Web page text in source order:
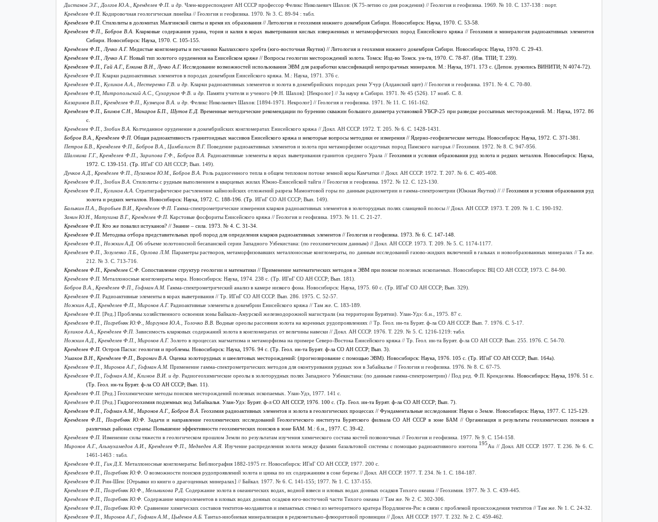
Дистанов Э.Г., Долгов Ю.А., Кренделев Ф.П. и др. Член-корреспондент АН СССР профессор Феликс Николаевич Шахов: (К 75-летию со дня рождения) // Геология и геофизика. 1969. № 10. С. 137-138 : порт.
Кренделев Ф.П. Кодировочная геологическая линейка // Геология и геофизика. 1970. № 3. С. 89-94 : табл.
Кренделев Ф.П. Стилолиты в доломитах Малгинской свиты и время их образования // Литология и геохимия нижнего докембрия Сибири. Новосибирск: Наука, 1970. С. 53-58.
Кренделев Ф.П.
Бобров В.А.
Кларковые содержания урана, тория и калия в корах выветривания кислых изверженных и метаморфических пород Енисейского кряжа // Геохимия и минералогия радиоактивных элементов
Сибири. Новосибирск: Наука, 1970. С. 105-155.
Кренделев Ф.П.
Лучко А.Г. Медистые конгломераты и песчаники Кыллахского хребта (юго-восточная Якутия) // Литология и геохимия нижнего докембрия Сибири. Новосибирск: Наука, 1970. С. 29-43.
Кренделев Ф.П.
Лучко А.Г. Новый тип золотого оруденения на Енисейском кряже // Вопросы геологии месторождений золота. Томск: Изд-во Томск. ун-та, 1970. С. 78-87. (Изв. ТПИ; Т. 239).
Кренделев Ф.П.
Гай А.Г., Елкина В.Н., Лучко А.Г. Исследование возможностей использования ЭВМ для разработки классификаций непрозрачных минералов. М.: Наука, 1971. 173 с. (Депон. рукопись ВИНИТИ; N 4074-72).
Кренделев Ф.П. Кларки радиоактивных элементов в породах докембрия Енисейского кряжа. М.: Наука, 1971. 376 с.
Кренделев Ф.П., Куликов А.А., Нестеренко Г.В. и др. Кларки радиоактивных элементов и золота в докембрийских породах реки Учур (Алданский щит) // Геология и геофизика. 1971. № 4. С. 70-80.
Кренделев Ф.П, Митропольский А.С., Сухоруков Ф.В. и др. Памяти учителя и ученого [Ф.Н. Шахов]: [Некролог] // За науку в Сибири. 1971. № 45 (526). 17 нояб. С. 8.
Казаринов В.П., Кренделев Ф.П., Кузнецов В.А. и др. Феликс Николаевич Шахов: [1894-1971. Некролог] // Геология и геофизика. 1971. № 11. С. 161-162.
Кренделев Ф.П.
Блинов С.Н., Макаров Б.П., Шутов Е.Д. Временные методические рекомендации по бурению скважин большого диаметра установкой УБСР-25 при разведке россыпных месторождений. М.: Наука, 1972. 86
с.
Кренделев Ф.П., Злобин В.А.
Колчеданное оруденение в докембрийских конгломератах Енисейского кряжа // Докл. АН СССР. 1972. Т. 205. № 6. С. 1428-1431.
Бобров В.А.
Кренделев Ф.П. Общая радиоактивность гранитоидных массивов Енисейского кряжа и некоторые вопросы методики ее измерения // Ядерно-геофизические методы. Новосибирск: Наука, 1972. С. 371-381.
Петров Б.В., Кренделев Ф.П., Бобров В.А., Цимбалист В.Г. Поведение радиоактивных элементов и золота при метаморфизме осадочных пород Памского нагорья // Геохимия. 1972. № 8. С. 947-956.
Шалмина Г.Г., Кренделев Ф.П., Зарипова Г.Ф., Бобров В.А.
Радиоактивные элементы в корах выветривания гранитов среднего Урала // Геохимия и условия образования руд золота и редких металлов. Новосибирск: Наука,
1972. С. 139-151. (Тр.
ИГиГ СО АН СССР; Вып. 149).
Дучков А.Д., Кренделев Ф.П., Пузанков Ю.М., Бобров В.А.
Роль радиогенного тепла в общем тепловом потоке земной коры Камчатки // Докл. АН СССР. 1972. Т. 207. № 6. С. 405-408.
Кренделев Ф.П., Злобин В.А. Стилолиты с рудным выполнением в кварцевых жилах Южно-Енисейской тайги // Геология и геофизика. 1972. № 12. С. 123-130.
Кренделев Ф.П., Куликов А.А.Стратиграфическое расчленение кайнозойских отложений разреза Мамонтовой горы по данным радиометрии и гамма-спектрометрии (Южная Якутия) // // Геохимия и условия образования руд
золота и редких металлов. Новосибирск: Наука, 1972. С. 188-196. (Тр.
ИГиГ СО АН СССР; Вып. 149).
Балыкин П.А., Воробьев В.И., Кренделев Ф.П. Гамма-спектрометрические измерения кларков радиоактивных элементов в золоторудных полях сланцевой полосы // Докл. АН СССР. 1973. Т. 209. № 1. С. 190-192.
Занин Ю.Н., Матухина В.Г., Кренделев Ф.П. Карстовые фосфориты Енисейского кряжа // Геология и геофизика. 1973. № 11. С. 21-27.
Кренделев Ф.П. Кто же повалил истуканов? // Знание – сила. 1973. № 4. С. 31-34.
Кренделев Ф.П. Методика отбора представительных проб пород для определения кларков радиоактивных элементов // Геология и геофизика. 1973. № 6. С. 147-148.
Кренделев Ф.П., Ножкин А.Д. Об объеме золотоносной бесапанской серии Западного Узбекистана: (по геохимическим данным) // Докл. АН СССР. 1973. Т. 209. № 5. С. 1174-1177.
Кренделев Ф.П., Зозуленко Л.Б., Орлова Л.М. Параметры растворов, метаморфизовавших металлоносные конгломераты, по данным исследований газово-жидких включений в гальках и новообразованных минералах // Та же.
212. № 3. С. 713-716.
Кренделев Ф.П.
Кренделев С.Ф. Сопоставление структур геологии и математики // Применение математических методов и ЭВМ при поиске полезных ископаемых. Новосибирск: ВЦ СО АН СССР, 1973. С. 84-90.
Кренделев Ф.П. Металлоносные конгломераты мира. Новосибирск: Наука, 1974. 238 с. (Тр. ИГиГ СО АН СССР; Вып. 181).
Бобров В.А., Кренделев Ф.П., Гофман А.М. Гамма-спектрометрический анализ в камере низкого фона. Новосибирск: Наука, 1975. 60 с. (Тр. ИГиГ СО АН СССР; Вып. 329).
Кренделев Ф.П. Радиоактивные элементы в корах выветривания // Тр. ИГиГ СО АН СССР. Вып. 286. 1975. С. 52-57.
Ножкин А.Д., Кренделев Ф.П., Миронов А.Г. Радиоактивные элементы в докембрии Енисейского кряжа // Там же. С. 183-189.
Кренделев Ф.П. [Ред.] Проблемы хозяйственного освоения зоны Байкало-Амурской железнодорожной магистрали (на территории Бурятии). Улан-Удэ: б.и., 1975. 87 с.
Кренделев Ф.П., Погребняк Ю.Ф., Моргунов Ю.А., Толочко В.В. Водные ореолы рассеяния золота на коренных рудопроявлениях // Тр. Геол. ин-та Бурят. ф-ла СО АН СССР. Вып. 7. 1976. С. 5-17.
Куликов А.А., Кренделев Ф.П. Зависимость кларковых содержаний золота в конгломератах от величины навески // Докл. АН СССР. 1976. Т. 229. № 5. С. 1216-1219: табл.
Ножкин А.Д., Кренделев Ф.П., Миронов А.Г. Золото в процессах магматизма и метаморфизма на примере Северо-Востока Енисейского кряжа // Тр. Геол. ин-та Бурят. ф-ла СО АН СССР. Вып. 255. 1976. С. 54-70.
Кренделев Ф.П. Остров Пасхи: геология и проблемы. Новосибирск: Наука, 1976. 94 с. (Тр. Геол. ин-та Бурят. ф-ла СО АН СССР; Вып. 3).
Ушаков В. Н., Кренделев Ф.П., Воронич В.А.
Оценка золоторудных и шеелитовых месторождений: (прогнозирование с помощью ЭВМ). Новосибирск: Наука, 1976. 105 с. (Тр. ИГиГ СО АН СССР; Вып. 164а).
Кренделев Ф.П., Миронов А.Г., Гофман А.М. Применение гамма-спектрометрических методов для оконтуривания рудных зон в Забайкалье // Геология и геофизика. 1976. № 8. С. 67-75.
Кренделев Ф.П., Гофман А.М., Климов В.И. и др. Радиогеохимические ореолы в золоторудных полях Западного Узбекистана: (по данным гамма-спектрометрии) / Под ред. Ф.П. Кренделева. Новосибирск: Наука, 1976. 51 с.
(Тр. Геол. ин-та Бурят. ф-ла СО АН СССР; Вып. 11).
Кренделев Ф.П. [Ред.] Геохимические методы поисков месторождений полезных ископаемых. Улан-Удэ, 1977. 141 с.
Кренделев Ф.П. [Ред.] Гидрогеохимия подземных вод Забайкалья. Улан-Удэ: Бурят. ф-л СО АН СССР, 1976. 100 с. (Тр. Геол. ин-та Бурят. ф-ла СО АН СССР; Вып. 7).
Кренделев Ф.П.
Гофман А.М., Миронов А.Г., Бобров В.А.
Геохимия радиоактивных элементов и золота в геологических процессах // Фундаментальные исследования: Науки о Земле. Новосибирск: Наука, 1977. С. 125-129.
Кренделев Ф.П.
Погребняк Ю.Ф.
Задачи и направление геохимических исследований Геологического института Бурятского филиала СО АН СССР в зоне БАМ // Организация и результаты геохимических поисков в
различных районах страны: Повышение эффективности геохимических поисков в зоне БАМ. М.: б.и., 1977. С. 39-42.
Кренделев Ф.П. Изменение силы тяжести в геологическом прошлом Земли по результатам изучения химического состава костей позвоночных // Геология и геофизика. 1977. № 9. С. 154-158.
Миронов А.Г., Альмухамедов А.И., Кренделев Ф.П., Медведев А.Я. Изучение распределения золота между фазами базальтовой системы с помощью радиоактивного изотопа
195
Au // Докл. АН СССР. 1977. Т. 236. № 6. С.
1461-1463 : табл.
Кренделев Ф.П., Гик Д.Х. Металлоносные конгломераты: Библиография 1882-1975 гг. Новосибирск: ИГиГ СО АН СССР, 1977. 200 с.
Кренделев Ф.П., Погребняк Ю.Ф. О возможности поисков рудопроявлений золота и цинка по их содержаниям в соке березы // Докл. АН СССР. 1977. Т. 234. № 1. С. 184-187.
Кренделев Ф.П. Рин-Шен: [Отрывки из книги о драгоценных минералах] // Байкал. 1977. № 6. С. 141-155; 1977. № 1. С. 137-155.
Кренделев Ф.П., Погребняк Ю.Ф., Мельникова Р.Д. Содержание золота в океанических водах, водной взвеси и иловых водах донных осадков Тихого океана // Геохимия. 1977. № 3. С. 439-445.
Кренделев Ф.П., Погребняк Ю.Ф. Содержание микроэлементов в иловых водах донных осадков юго-восточной части Тихого океана // Там же. № 2. С. 302-306.
Кренделев Ф.П., Погребняк Ю.Ф. Сравнение химических составов тектитов-молдавитов и импактных стекол из метеоритного кратера Нордлинген-Рис в связи с проблемой происхождения тектитов // Там же. № 1. С. 24-32.
Кренделев Ф.П., Миронов А.Г., Гофман А.М., Цыденов А.Б. Тантал-ниобиевая минерализация в редкометально-флюоритовой провинции // Докл. АН СССР. 1977. Т. 232. № 2. С. 459-462.